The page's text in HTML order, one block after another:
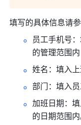
填写的具体信息请参
员工手机号
的管理范围
姓名：填入
部门：填入员
加班日期：
的日期范围